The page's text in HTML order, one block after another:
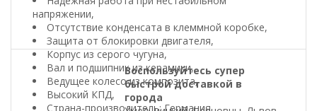
напряжении,
Отсутствие конденсата в клеммной коробке,
Защита от блокировки двигателя,
Корпус из серого чугуна,
Вал и подшипник из керамики,
Ведущее колесо из композита,
Высокий КПД,
Страна-производитель: Германия.
Воспользуйтесь супер
быстрой доставкой в
города